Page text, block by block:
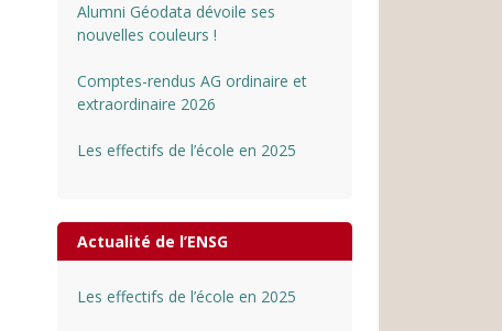
Alumni Géodata dévoile ses
nouvelles couleurs !
Comptes-rendus AG ordinaire et
extraordinaire 2026
Les effectifs de l’école en 2025
Actualité de l’ENSG
Les effectifs de l’école en 2025